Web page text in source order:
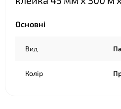
Основні
Вид
Колір